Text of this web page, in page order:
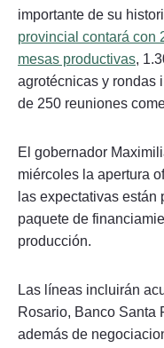
importante de su
provincial contará con
mesas productivas,
agrotécnicas y rondas
de 250 reuniones
El gobernador
miércoles la apertura
las expectativas
paquete de
producción.
Las líneas incluirán
Rosario, Banco Santa
además de